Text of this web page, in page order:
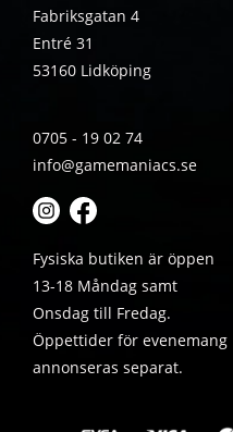
Fabriksgatan 4
Entré 31
53160 Lidköping
0705 - 19 02 74
info@gamemaniacs.se
Fysiska butiken är öppen
13-18 Måndag samt
Onsdag till Fredag.
Öppettider för evenemang
annonseras separat.